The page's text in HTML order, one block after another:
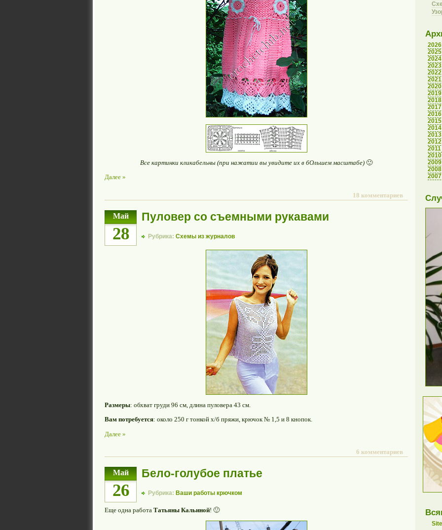
Все картинки кликабельны (при нажатии вы увидите их в бОльшем масштабе) 🙂
Далее »
18 комментариев
Май
28
Пуловер со съемными рукавами
Рубрика: Схемы из журналов
Размеры: обхват груди 96 см, длина пуловера 43 см.
Вам потребуется: около 250 г тонкой х/б пряжи, крючок № 1,5 и 8 кнопок.
Далее »
6 комментариев
Май
26
Бело-голубое платье
Рубрика: Ваши работы крючком
Еще одна работа Татьяны Кальиной! 🙂